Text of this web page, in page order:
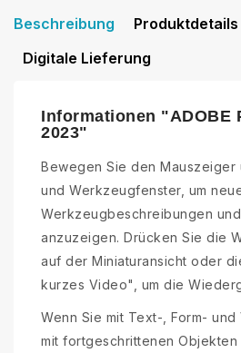
Beschreibung
Produktdetails
Digitale Lieferung
Informationen "ADOBE
2023"
Bewegen Sie den Mauszeiger
und Werkzeugfenster, um
Werkzeugbeschreibungen
anzuzeigen. Drücken Sie die
auf der Miniaturansicht oder
kurzes Video", um die
Wenn Sie mit Text-, Form-
mit fortgeschrittenen